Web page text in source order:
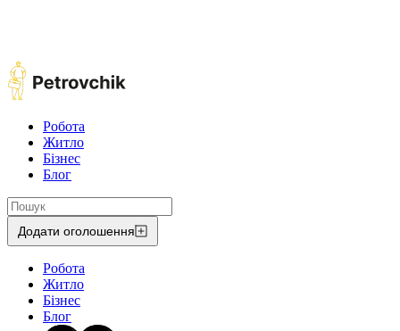
Робота
Житло
Бізнес
Блог
Додати оголошення
Робота
Житло
Бізнес
Блог